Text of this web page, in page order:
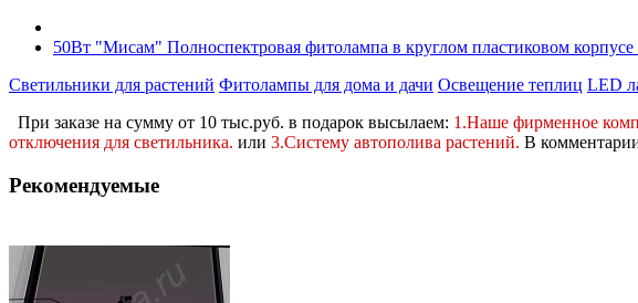
50Вт "Мисам" Полноспектровая фитолампа в круглом пластиковом
Светильники для растений Фитолампы для дома и дачи Освещение теплиц LED
При заказе на сумму от 10 тыс.руб. в подарок высылаем: 1.Наше фирменное
отключения для светильника. или 3.Систему автополива растений. В
Рекомендуемые